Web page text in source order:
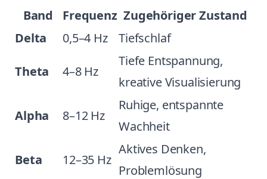
Band
Frequenz Zugehöriger Zustand
Delta
0,5–4 Hz Tiefschlaf
Theta 4–8 Hz
Tiefe Entspannung,
kreative Visualisierung
Alpha 8–12 Hz
Ruhige, entspannte
Wachheit
Beta 12–35 Hz
Aktives Denken,
Problemlösung